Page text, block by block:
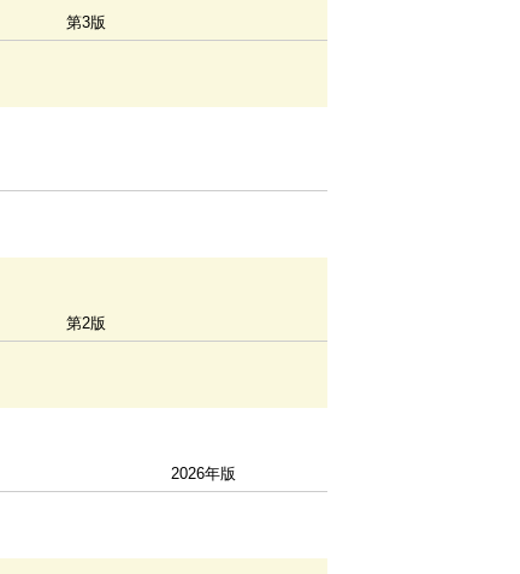
第3版
第2版
2026年版